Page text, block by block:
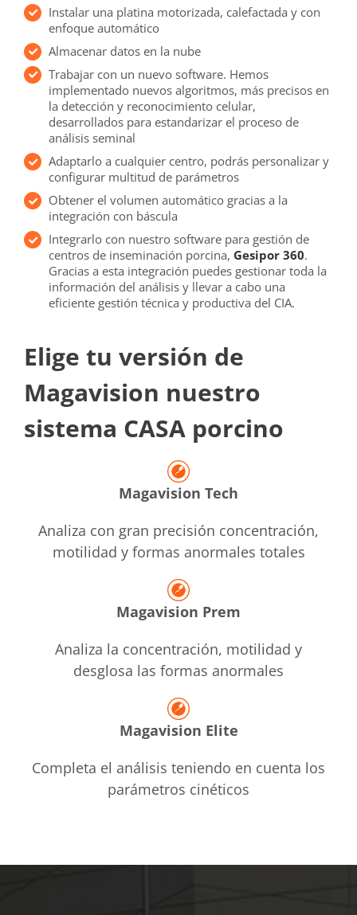
Instalar una platina motorizada, calefactada y con
enfoque automático
Almacenar datos en la nube
Trabajar con un nuevo software. Hemos
implementado nuevos algoritmos, más precisos en
la detección y reconocimiento celular,
desarrollados para estandarizar el proceso de
análisis seminal
Adaptarlo a cualquier centro, podrás personalizar y
configurar multitud de parámetros
Obtener el volumen automático gracias a la
integración con báscula
Integrarlo con nuestro software para gestión de
centros de inseminación porcina, Gesipor 360.
Gracias a esta integración puedes gestionar toda la
información del análisis y llevar a cabo una
eficiente gestión técnica y productiva del CIA.
Elige tu versión de
Magavision nuestro
sistema CASA porcino
Magavision Tech
Analiza con gran precisión concentración,
motilidad y formas anormales totales
Magavision Prem
Analiza la concentración, motilidad y
desglosa las formas anormales
Magavision Elite
Completa el análisis teniendo en cuenta los
parámetros cinéticos